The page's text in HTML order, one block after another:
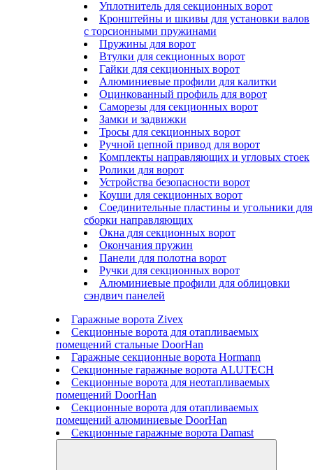
Уплотнитель для секционных ворот
Кронштейны и шкивы для установки валов
с торсионными пружинами
Пружины для ворот
Втулки для секционных ворот
Гайки для секционных ворот
Алюминиевые профили для калитки
Оцинкованный профиль для ворот
Саморезы для секционных ворот
Замки и задвижки
Тросы для секционных ворот
Ручной цепной привод для ворот
Комплекты направляющих и угловых стоек
Ролики для ворот
Устройства безопасности ворот
Коуши для секционных ворот
Соединительные пластины и угольники для
сборки направляющих
Окна для секционных ворот
Окончания пружин
Панели для полотна ворот
Ручки для секционных ворот
Алюминиевые профили для облицовки
сэндвич панелей
Гаражные ворота Zivex
Секционные ворота для отапливаемых
помещений стальные DoorHan
Гаражные секционные ворота Hormann
Секционные гаражные ворота ALUTECH
Секционные ворота для неотапливаемых
помещений DoorHan
Секционные ворота для отапливаемых
помещений алюминиевые DoorHan
Секционные гаражные ворота Damast